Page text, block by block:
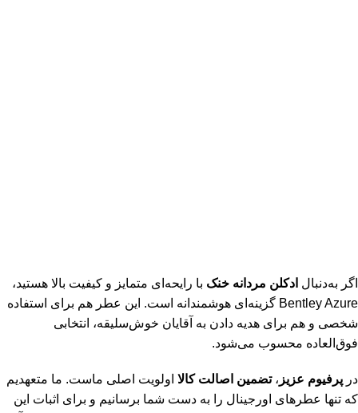
اگر به‌دنبال ادکلن مردانه خنک با رایحه‌ای متمایز و کیفیت بالا هستید،
Bentley Azure گزینه‌ای هوشمندانه است. این عطر هم برای استفاده
شخصی و هم برای هدیه دادن به آقایان خوش‌سلیقه، انتخابی
فوق‌العاده محسوب می‌شود.
در پرفیوم عزیز ،تضمین اصالت کالا اولویت اصلی ماست. ما متعهدیم
که تنها عطرهای اورجینال را به دست شما برسانیم و برای اثبات این